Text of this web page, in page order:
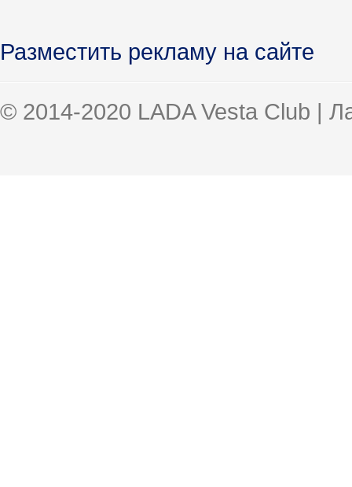
Разместить рекламу на сайте
© 2014-2020 LADA Vesta Club |